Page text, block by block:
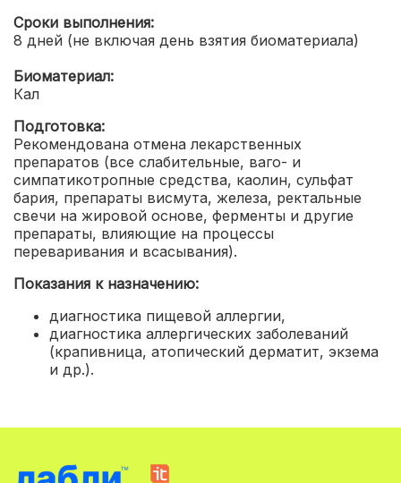
Сроки выполнения:
8 дней (не включая день взятия биоматериала)
Биоматериал:
Кал
Подготовка:
Рекомендована отмена лекарственных
препаратов (все слабительные, ваго- и
симпатикотропные средства, каолин, сульфат
бария, препараты висмута, железа, ректальные
свечи на жировой основе, ферменты и другие
препараты, влияющие на процессы
переваривания и всасывания).
Показания к назначению:
диагностика пищевой аллергии,
диагностика аллергических заболеваний
(крапивница, атопический дерматит, экзема
и др.).